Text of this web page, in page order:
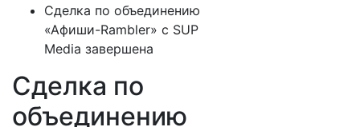
Сделка по объединению
«Афиши-Rambler» с SUP
Media завершена
Сделка по
объединению